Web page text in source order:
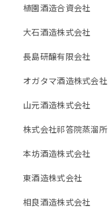
植園酒造合資会社
大石酒造株式会社
長島研醸有限会社
オガタマ酒造株式会社
山元酒造株式会社
株式会社祁答院蒸溜所
本坊酒造株式会社
東酒造株式会社
相良酒造株式会社